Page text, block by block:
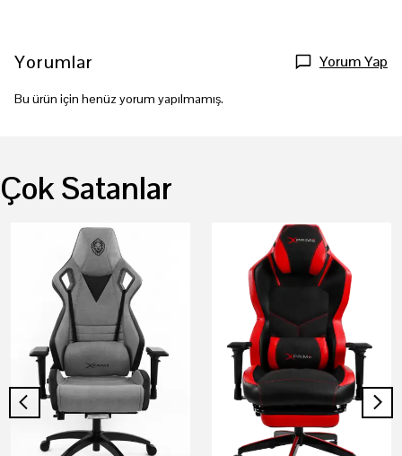
Yorumlar Yorum Yap
Bu ürün için henüz yorum yapılmamış.
Çok Satanlar